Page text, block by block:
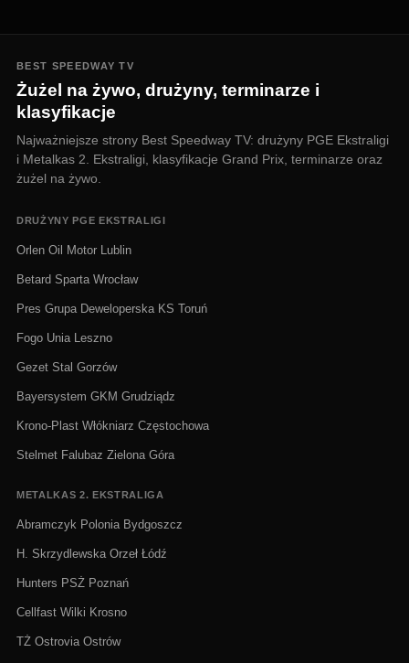
BEST SPEEDWAY TV
Żużel na żywo, drużyny, terminarze i
klasyfikacje
Najważniejsze strony Best Speedway TV: drużyny PGE Ekstraligi
i Metalkas 2. Ekstraligi, klasyfikacje Grand Prix, terminarze oraz
żużel na żywo.
DRUŻYNY PGE EKSTRALIGI
Orlen Oil Motor Lublin
Betard Sparta Wrocław
Pres Grupa Deweloperska KS Toruń
Fogo Unia Leszno
Gezet Stal Gorzów
Bayersystem GKM Grudziądz
Krono-Plast Włókniarz Częstochowa
Stelmet Falubaz Zielona Góra
METALKAS 2. EKSTRALIGA
Abramczyk Polonia Bydgoszcz
H. Skrzydlewska Orzeł Łódź
Hunters PSŻ Poznań
Cellfast Wilki Krosno
TŻ Ostrovia Ostrów